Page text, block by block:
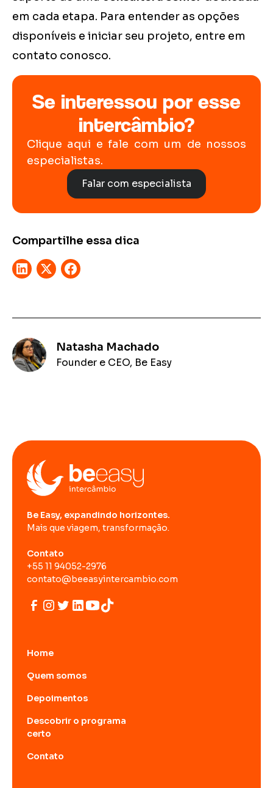
em cada etapa. Para entender as opções
disponíveis e iniciar seu projeto, entre em
contato conosco.
Se interessou por esse
intercâmbio?
Clique aqui e fale com um de nossos
especialistas.
Falar com especialista
Compartilhe essa dica
Natasha Machado
Founder e CEO, Be Easy
Be Easy, expandindo horizontes.
Mais que viagem, transformação.
Contato
+55 11 94052-2976
contato@beeasyintercambio.com
Home
Quem somos
Depoimentos
Descobrir o programa
certo
Contato